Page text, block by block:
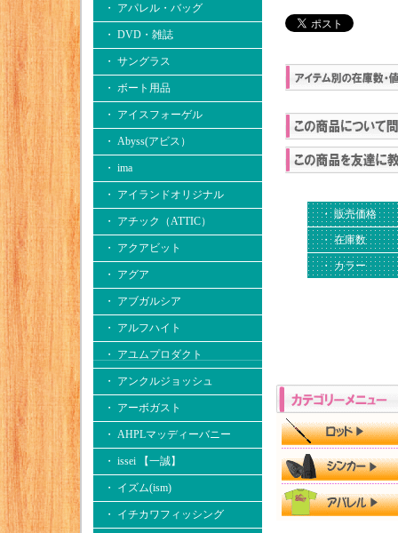
・ アパレル・バッグ
・ DVD・雑誌
・ サングラス
・ ボート用品
・ アイスフォーゲル
・ Abyss(アビス）
・ ima
・ アイランドオリジナル
・ アチック（ATTIC）
・ アクアビット
・ アグア
・ アブガルシア
・ アルフハイト
・ アユムプロダクト
・ アンクルジョッシュ
・ アーボガスト
・ AHPLマッディーバニー
・ issei 【一誠】
・ イズム(ism)
・ イチカワフィッシング
・ 販売価格
・ 在庫数
・ カラー